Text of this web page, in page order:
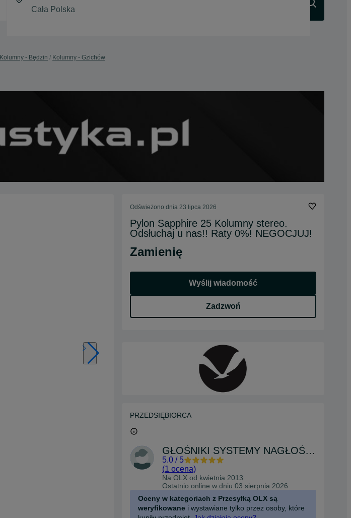
Kolumny - Będzin Kolumny - Gzichów
Odświeżono dnia 23 lipca 2026
Pylon Sapphire 25 Kolumny stereo.
Odsłuchaj u nas!! Raty 0%! NEGOCJUJ!
Zamienię
Wyślij wiadomość
Zadzwoń
PRZEDSIĘBIORCA
GŁOŚNIKI SYSTEMY NAGŁOŚNIEŃ AKUSTYKA
5.0 / 5
(1 ocena)
Na OLX od kwietnia 2013
Ostatnio online w dniu 03 sierpnia 2026
Oceny w kategoriach z Przesyłką OLX są
weryfikowane i wystawiane tylko przez osoby, które